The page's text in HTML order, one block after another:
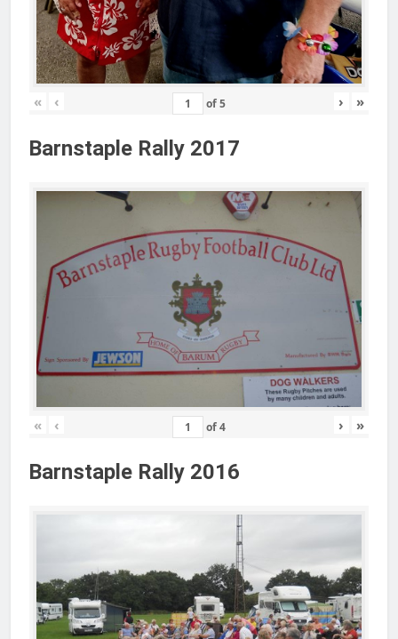
« ‹ of5 › »
Barnstaple Rally 2017
« ‹ of4 › »
Barnstaple Rally 2016